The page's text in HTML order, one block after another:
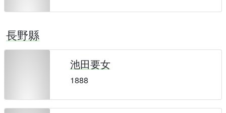
長野縣
池田要女
1888